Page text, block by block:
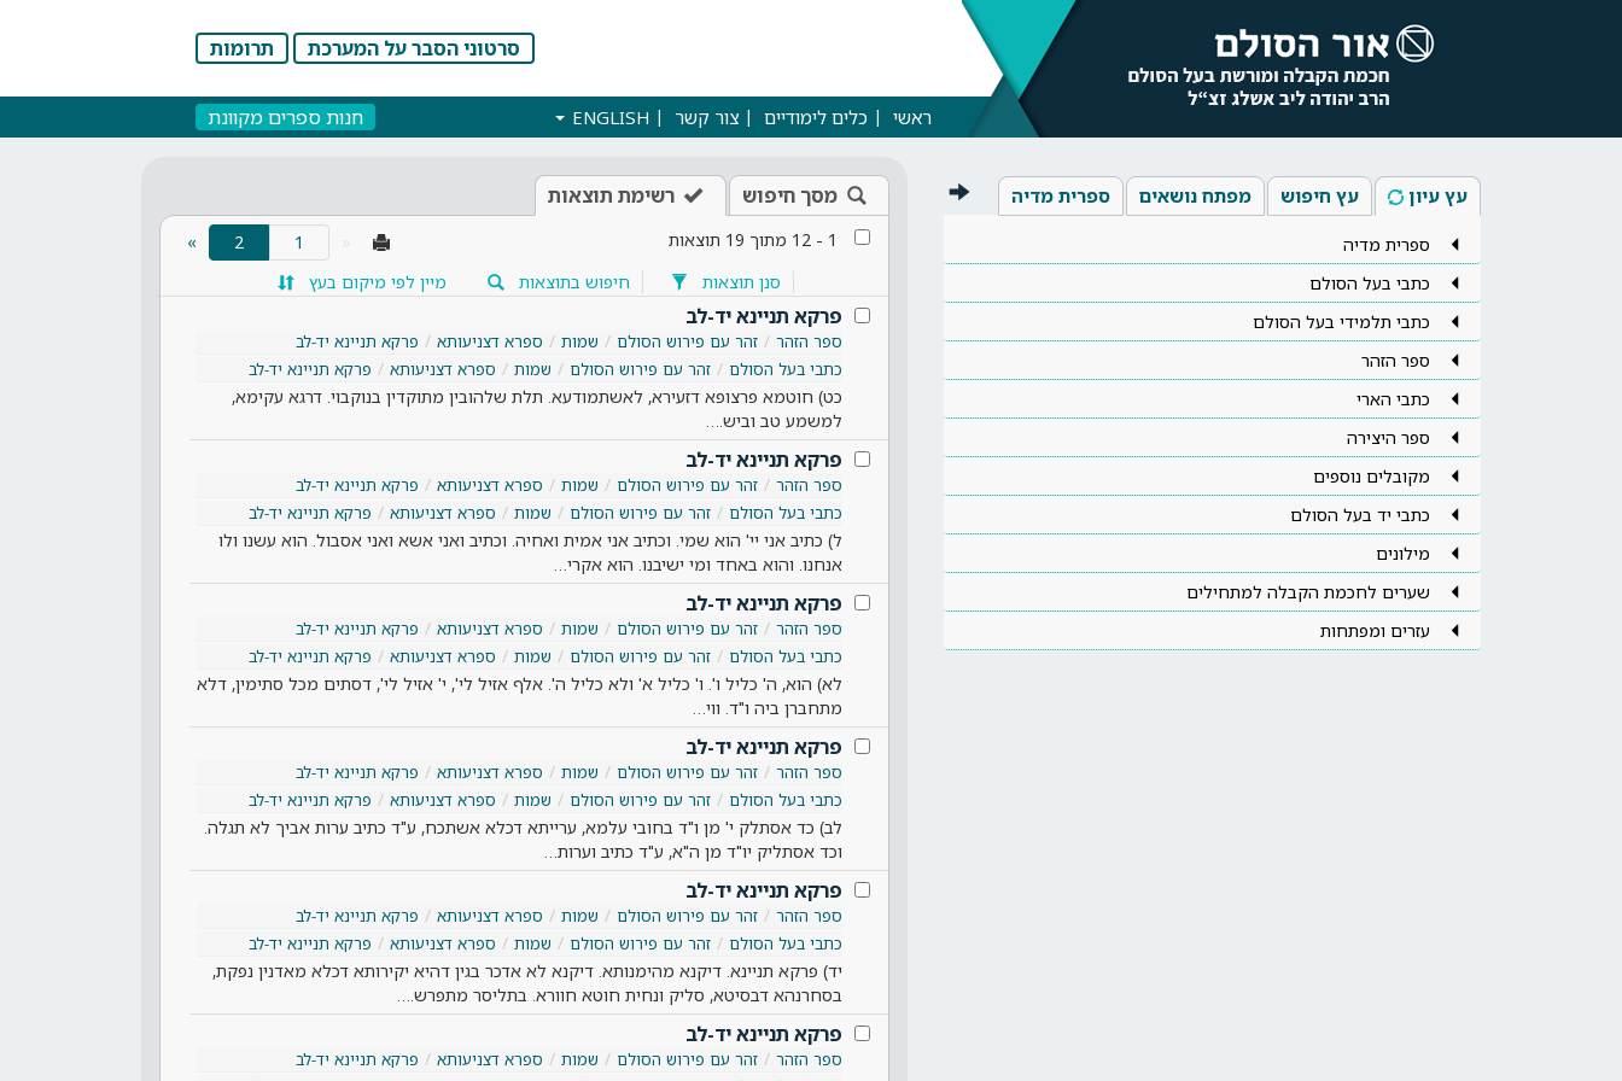
סרטוני הסבר על המערכת תרומות
ראשי כלים לימודיים צור קשר ENGLISH חנות ספרים מקוונת
עץ עיון עץ חיפוש מפתח נושאים ספרית מדיה
ספרית מדיה
כתבי בעל הסולם
כתבי תלמידי בעל הסולם
ספר הזהר
כתבי הארי
ספר היצירה
מקובלים נוספים
כתבי יד בעל הסולם
מילונים
שערים לחכמת הקבלה למתחילים
עזרים ומפתחות
מסך חיפוש רשימת תוצאות
1
-
12 מתוך 19 תוצאות 2
»
סנן תוצאות
חיפוש בתוצאות מיין לפי מיקום בעץ
פרקא תניינא יד-לב
ספר הזהר זהר עם פירוש הסולם שמות ספרא דצניעותא
פרקא תניינא יד-לב
כתבי בעל הסולם
זהר עם פירוש הסולם שמות ספרא דצניעותא פרקא תניינא יד-לב
כט) חוטמא פרצופא דזעירא, לאשתמודעא. תלת שלהובין מתוקדין בנוקבוי. דרגא עקימא,
למשמע טב וביש.…
פרקא תניינא יד-לב
ספר הזהר זהר עם פירוש הסולם שמות ספרא דצניעותא
פרקא תניינא יד-לב
כתבי בעל הסולם
זהר עם פירוש הסולם שמות ספרא דצניעותא פרקא תניינא יד-לב
ל) כתיב אני יי' הוא שמי. וכתיב אני אמית ואחיה. וכתיב ואני אשא ואני אסבול. הוא עשנו ולו
אנחנו. והוא באחד ומי ישיבנו. הוא אקרי…
פרקא תניינא יד-לב
ספר הזהר זהר עם פירוש הסולם שמות ספרא דצניעותא
פרקא תניינא יד-לב
כתבי בעל הסולם
זהר עם פירוש הסולם שמות ספרא דצניעותא פרקא תניינא יד-לב
לא) הוא, ה' כליל ו'. ו' כליל א' ולא כליל ה'. אלף אזיל לי', י' אזיל לי', דסתים מכל סתימין, דלא
מתחברן ביה ו"ד. ווי…
פרקא תניינא יד-לב
ספר הזהר זהר עם פירוש הסולם שמות ספרא דצניעותא
פרקא תניינא יד-לב
כתבי בעל הסולם
זהר עם פירוש הסולם שמות ספרא דצניעותא פרקא תניינא יד-לב
לב) כד אסתלק י' מן ו"ד בחובי עלמא, ערייתא דכלא אשתכח, ע"ד כתיב ערות אביך לא תגלה.
וכד אסתליק יו"ד מן ה"א, ע"ד כתיב וערות…
פרקא תניינא יד-לב
ספר הזהר זהר עם פירוש הסולם שמות ספרא דצניעותא
פרקא תניינא יד-לב
כתבי בעל הסולם
זהר עם פירוש הסולם שמות ספרא דצניעותא פרקא תניינא יד-לב
יד) פרקא תניינא. דיקנא מהימנותא. דיקנא לא אדכר בגין דהיא יקירותא דכלא מאדנין נפקת,
בסחרנהא דבסיטא, סליק ונחית חוטא חוורא. בתליסר מתפרש.…
פרקא תניינא יד-לב
ספר הזהר זהר עם פירוש הסולם שמות ספרא דצניעותא
פרקא תניינא יד-לב